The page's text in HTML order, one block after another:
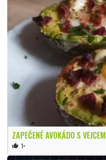
ZAPEČENÉ AVOKÁDO S VEJCEM
thumb_up 1×